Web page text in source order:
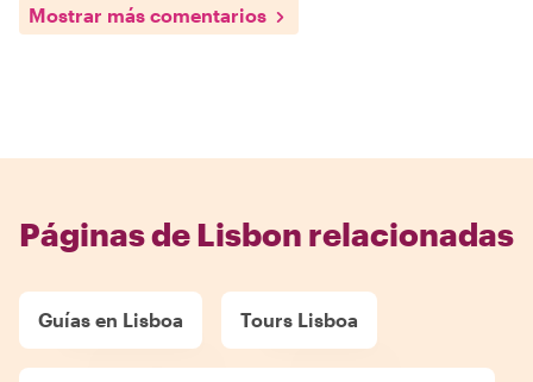
Mostrar más comentarios
Páginas de Lisbon relacionadas
Guías en Lisboa Tours Lisboa